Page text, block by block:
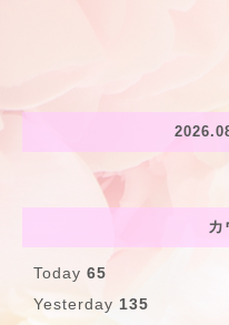
カ
Today 65
Yesterday 135